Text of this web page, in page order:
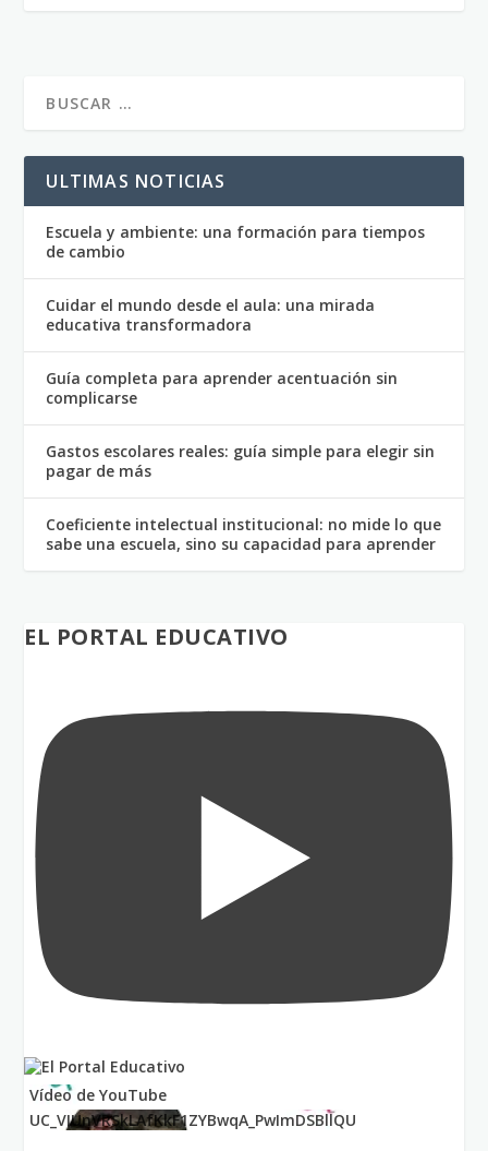
ULTIMAS NOTICIAS
Escuela y ambiente: una formación para tiempos
de cambio
Cuidar el mundo desde el aula: una mirada
educativa transformadora
Guía completa para aprender acentuación sin
complicarse
Gastos escolares reales: guía simple para elegir sin
pagar de más
Coeficiente intelectual institucional: no mide lo que
sabe una escuela, sino su capacidad para aprender
EL PORTAL EDUCATIVO
Vídeo de YouTube
UC_VIUnVRSkLAfKkF1ZYBwqA_PwImDSBllQU